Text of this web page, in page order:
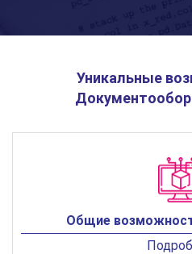
Уникальные
Общие